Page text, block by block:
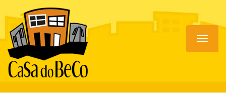
Toggle